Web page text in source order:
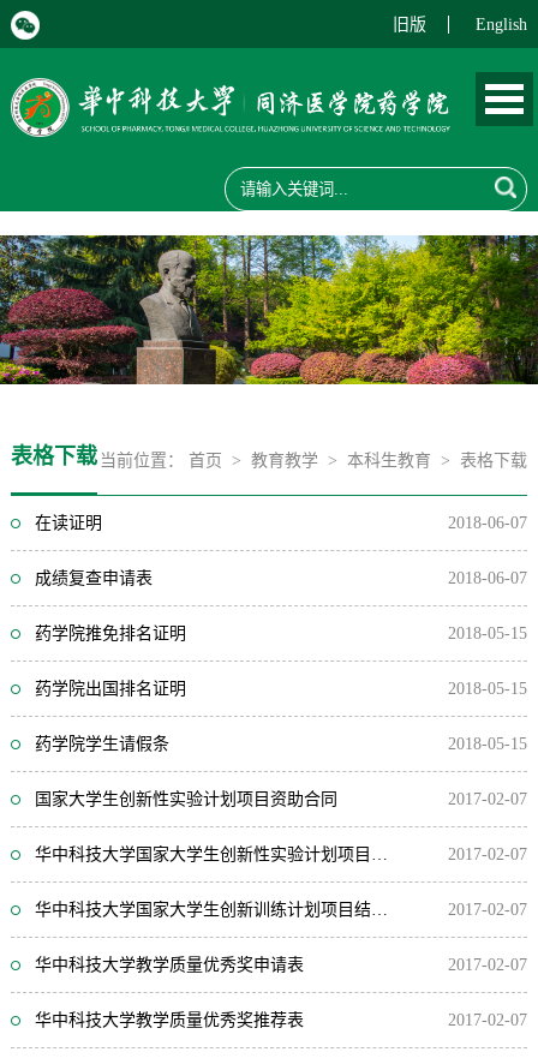
旧版 English
表格下载 当前位置：首页 >教育教学 >本科生教育 > 表格下载
在读证明 2018-06-07
成绩复查申请表 2018-06-07
药学院推免排名证明 2018-05-15
药学院出国排名证明 2018-05-15
药学院学生请假条 2018-05-15
国家大学生创新性实验计划项目资助合同 2017-02-07
华中科技大学国家大学生创新性实验计划项目期中检查报告（最新版） 2017-02-07
华中科技大学国家大学生创新训练计划项目结题验收表 2017-02-07
华中科技大学教学质量优秀奖申请表 2017-02-07
华中科技大学教学质量优秀奖推荐表 2017-02-07